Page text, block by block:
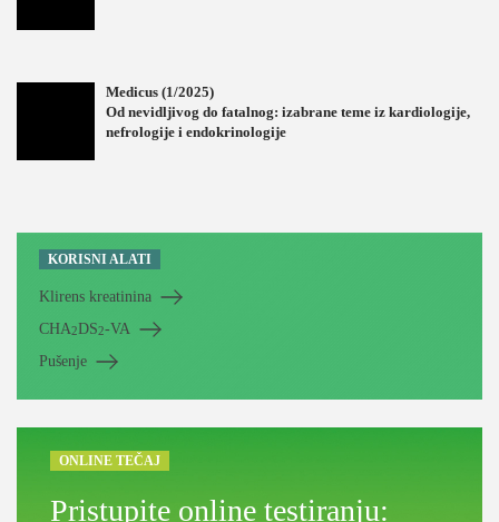
Medicus (1/2025)
Od nevidljivog do fatalnog: izabrane teme iz kardiologije,
nefrologije i endokrinologije
KORISNI ALATI
Klirens kreatinina
CHA2DS2-VA
Pušenje
ONLINE TEČAJ
Pristupite online testiranju: